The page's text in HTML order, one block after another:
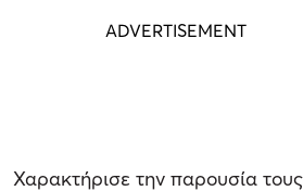
Χαρακτήρισε την παρουσία